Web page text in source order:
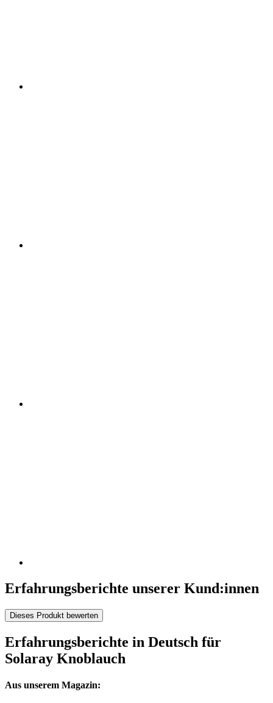
Erfahrungsberichte unserer Kund:innen
Dieses Produkt bewerten
Erfahrungsberichte in Deutsch für
Solaray Knoblauch
Aus unserem Magazin: